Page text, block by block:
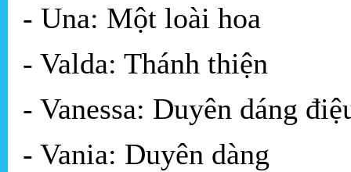
- Una: Một loài hoa
- Valda: Thánh thiện
- Vanessa: Duyên dáng
- Vania: Duyên dàng